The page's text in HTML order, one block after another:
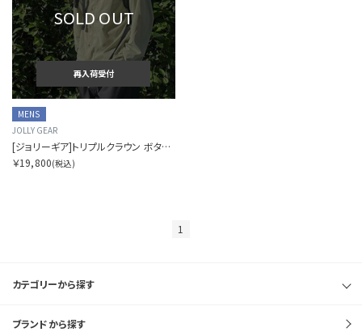
価格帯を指定する
円
SOLD OUT
再入荷受付
MENS
JOLLY GEAR
[ジョリーギア]トリプルクラウン ボタンダウン ロングスリーブ
￥19,800(税込)
1
カテゴリーから探す
ブランドから探す